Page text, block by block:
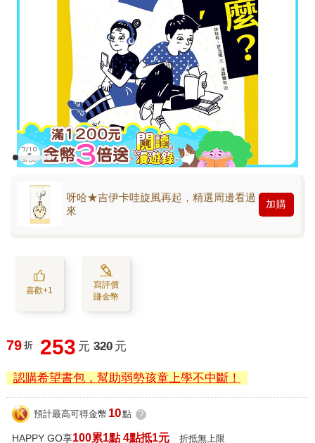
呀哈★吉伊卡哇旋風再起，精選周邊看過
來
加購
喜歡+1
寫評價
賺金幣
79 折 253 元 320 元
認購希望書包，幫助弱勢孩童上學不中斷！
預計最高可得金幣 10點 ?
HAPPY GO享100累1點 4點抵1元 折抵無上限